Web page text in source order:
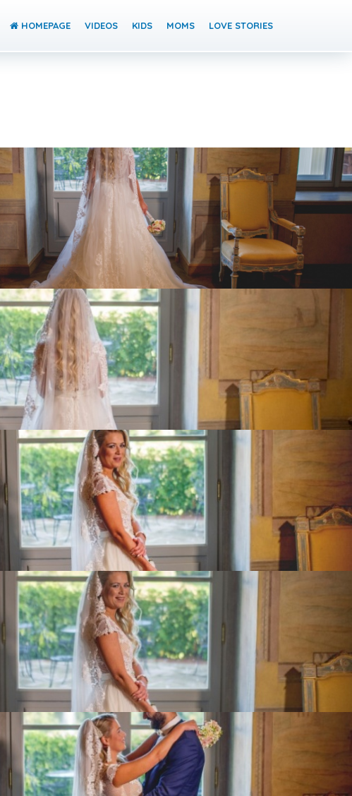
HOMEPAGE VIDEOS KIDS MOMS LOVE STORIES